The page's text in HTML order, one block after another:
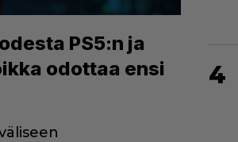
PS5:n ja
odottaa ensi
4